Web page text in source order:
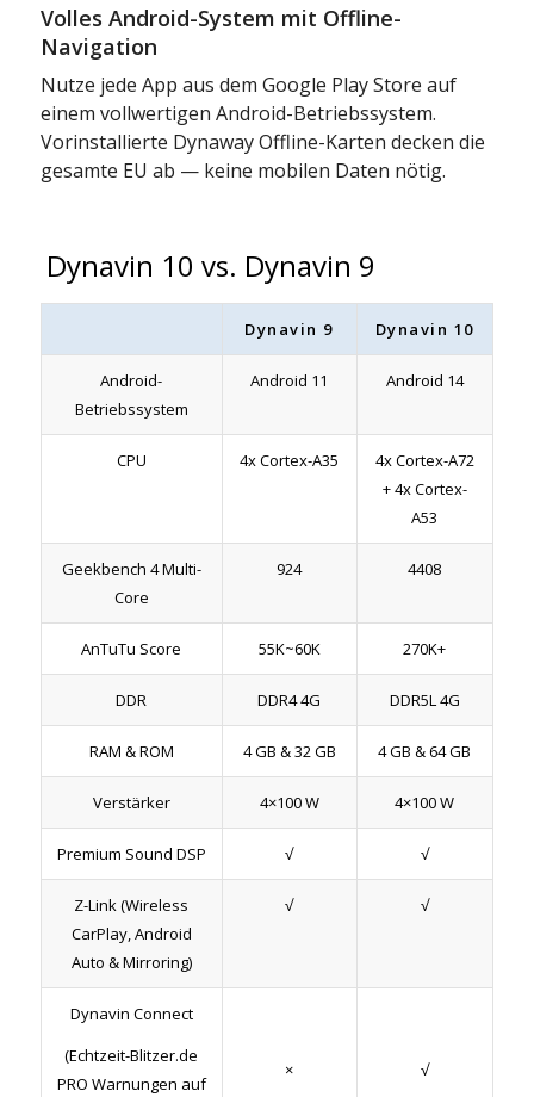
Volles Android-System mit Offline-
Navigation
Nutze jede App aus dem Google Play Store auf
einem vollwertigen Android-Betriebssystem.
Vorinstallierte Dynaway Offline-Karten decken die
gesamte EU ab — keine mobilen Daten nötig.
Dynavin 10 vs. Dynavin 9
Dynavin 9 Dynavin 10
Android-
Betriebssystem
Android 11 Android 14
CPU 4x Cortex-A35
4x Cortex-A72
+ 4x Cortex-
A53
Geekbench 4 Multi-
Core
924 4408
AnTuTu Score 55K~60K 270K+
DDR DDR4 4G DDR5L 4G
RAM & ROM 4 GB & 32 GB 4 GB & 64 GB
Verstärker 4×100 W 4×100 W
Premium Sound DSP √ √
Z-Link(Wireless
CarPlay, Android
Auto & Mirroring)
√ √
Dynavin Connect
(Echtzeit-Blitzer.de
PRO Warnungen auf
× √